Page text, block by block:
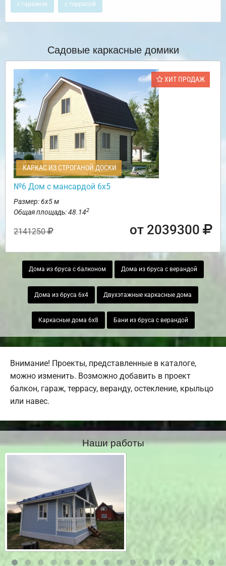
с гаражом с террасой
Садовые каркасные домики
ХИТ ПРОДАЖ
КАРКАС ИЗ СТРОГАНОЙ ДОСКИ
№6 Дом с мансардой 6х5
Размер: 6х5 м
Общая площадь: 48.142
2141250 от 2039300
Дома из бруса с балконом Дома из бруса с верандой
Дома из бруса 6х4 Двухэтажные каркасные дома
Каркасные дома 6х8 Бани из бруса с верандой
Внимание! Проекты, представленные в каталоге,
можно изменить. Возможно добавить в проект
балкон, гараж, террасу, веранду, остекление, крыльцо
или навес.
Наши работы